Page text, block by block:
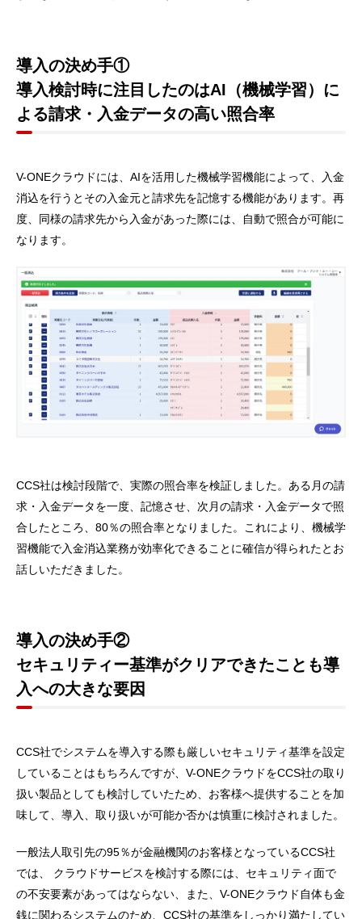
導入の決め手①
導入検討時に注目したのはAI（機械学習）に
よる請求・入金データの高い照合率
V-ONEクラウドには、AIを活用した機械学習機能によって、入金
消込を行うとその入金元と請求先を記憶する機能があります。再
度、同様の請求先から入金があった際には、自動で照合が可能に
なります。
CCS社は検討段階で、実際の照合率を検証しました。ある月の請
求・入金データを一度、記憶させ、次月の請求・入金データで照
合したところ、80％の照合率となりました。これにより、機械学
習機能で入金消込業務が効率化できることに確信が得られたとお
話しいただきました。
導入の決め手②
セキュリティー基準がクリアできたことも導
入への大きな要因
CCS社でシステムを導入する際も厳しいセキュリティ基準を設定
していることはもちろんですが、V-ONEクラウドをCCS社の取り
扱い製品としても検討していたため、お客様へ提供することを加
味して、導入、取り扱いが可能か否かは慎重に検討されました。
一般法人取引先の95％が金融機関のお客様となっているCCS社
では、 クラウドサービスを検討する際には、セキュリティ面で
の不安要素があってはならない、また、V-ONEクラウド自体も金
銭に関わるシステムのため、CCS社の基準をしっかり満たしてい